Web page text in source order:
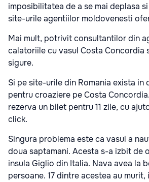
imposibilitatea de a se mai deplasa
site-urile agentiilor moldovenesti
Mai mult, potrivit consultantilor din
calatoriile cu vasul Costa Concordia
sigure.
Si pe site-urile din Romania exista
pentru croaziere pe Costa
rezerva un bilet pentru 11 zile, cu
click.
Singura problema este ca vasul a
doua saptamani. Acesta s-a izbit de
insula Giglio din Italia. Nava avea la
persoane. 17 dintre acestea au murit,